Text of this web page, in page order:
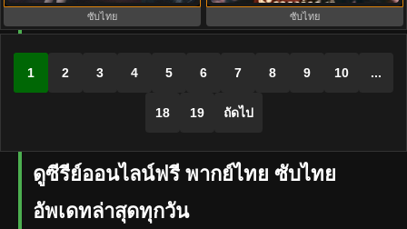
ซับไทย ซับไทย
1 2 3 4 5 6 7 8 9 10 ...
18 19 ถัดไป
ดูซีรีย์ออนไลน์ฟรี พากย์ไทย ซับไทย
อัพเดทล่าสุดทุกวัน